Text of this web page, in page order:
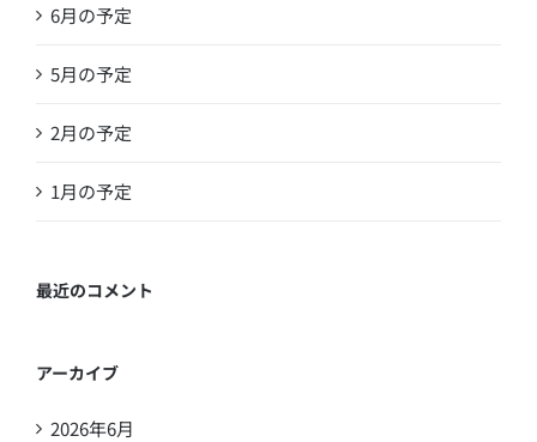
6月の予定
5月の予定
2月の予定
1月の予定
最近のコメント
アーカイブ
2026年6月